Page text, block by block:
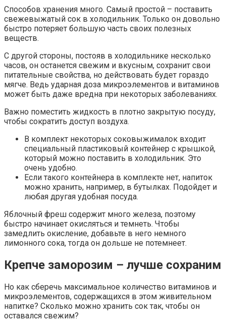
Способов хранения много. Самый простой – поставить
свежевыжатый сок в холодильник. Только он довольно
быстро потеряет большую часть своих полезных
веществ.
С другой стороны, постояв в холодильнике несколько
часов, он останется свежим и вкусным, сохранит свои
питательные свойства, но действовать будет гораздо
мягче. Ведь ударная доза микроэлементов и витаминов
может быть даже вредна при некоторых заболеваниях.
Важно поместить жидкость в плотно закрытую посуду,
чтобы сократить доступ воздуха.
В комплект некоторых соковыжималок входит
специальный пластиковый контейнер с крышкой,
который можно поставить в холодильник. Это
очень удобно.
Если такого контейнера в комплекте нет, напиток
можно хранить, например, в бутылках. Подойдет и
любая другая удобная посуда.
Яблочный фреш содержит много железа, поэтому
быстро начинает окисляться и темнеть. Чтобы
замедлить окисление, добавьте в него немного
лимонного сока, тогда он дольше не потемнеет.
Крепче заморозим – лучше сохраним
Но как сберечь максимальное количество витаминов и
микроэлементов, содержащихся в этом живительном
напитке? Сколько можно хранить сок так, чтобы он
оставался свежим?